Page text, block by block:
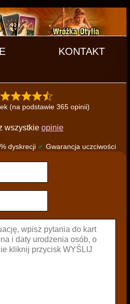
KONTAKT
(na podstawie 365 opinii)
wszystkie opinie
dyskrecji ✔ Gwarancja uczciwości